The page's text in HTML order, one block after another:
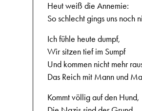
Heut weiß die Annemie:
So schlecht gings uns noch
Ich fühle heute dumpf,
Wir sitzen tief im Sumpf
Und kommen nicht mehr
Das Reich mit Mann und
Kommt völlig auf den Hund,